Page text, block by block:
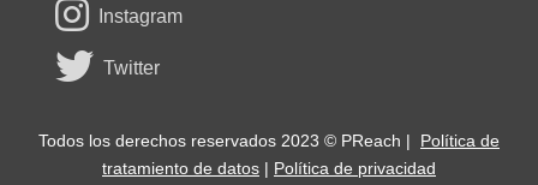
Instagram
Twitter
Todos los derechos reservados 2023 © PReach | Política de
tratamiento de datos | Política de privacidad